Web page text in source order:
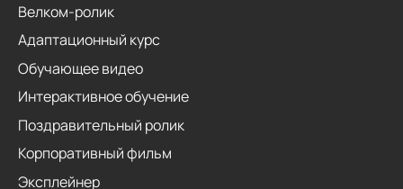
Велком-ролик
Адаптационный курс
Обучающее видео
Интерактивное обучение
Поздравительный ролик
Корпоративный фильм
Эксплейнер